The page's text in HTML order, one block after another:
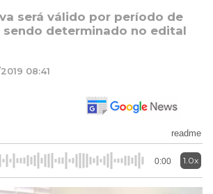
será válido por período de
sendo determinado no edital
08:41
readme
0:00 1.0x